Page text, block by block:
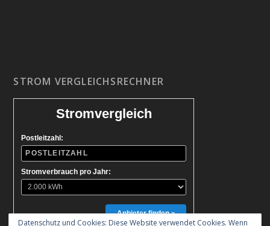
STROM VERGLEICHSRECHNER
Stromvergleich
Postleitzahl:
Stromverbrauch pro Jahr:
Anbieter finden »
Datenschutz und Cookies: Diese Website verwendet Cookies. Wenn